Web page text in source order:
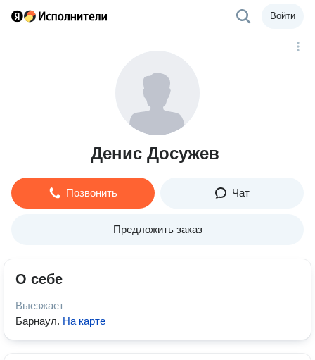
Войти
Денис Досужев
Позвонить Чат
Предложить заказ
О себе
Выезжает
Барнаул. На карте